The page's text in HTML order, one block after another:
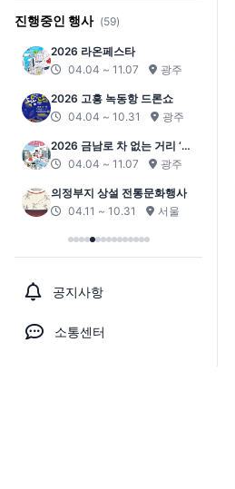
진행중인 행사 (59)
2026 서귀포 원도심 문화페스
티벌04.11 ~ 10.30 제주
전주한옥마을 전통연희 퍼레
이드-노상놀이야
04.18 ~ 10.31 전북
컬처라운지 경기, 장(場)
04.18 ~ 12.15
경기
한강역사탐방
04.20 ~ 11.15
서울
공지사항
소통센터